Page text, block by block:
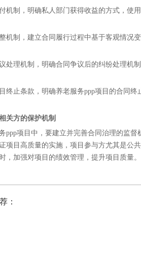
机制 ，明确私人部门获得收益的方式，使
机制 ，建立合同履行过程中基于客观情况
处理机制 ，明确合同争议后的纠纷处理机
终止条款 ，明确养老服务ppp项目的合同
关方的保护机制
ppp项目中，要建立并完善合同治理的监
项目高质量的实施，项目参与方尤其是公
，加强对项目的绩效管理，提升项目质量。
：